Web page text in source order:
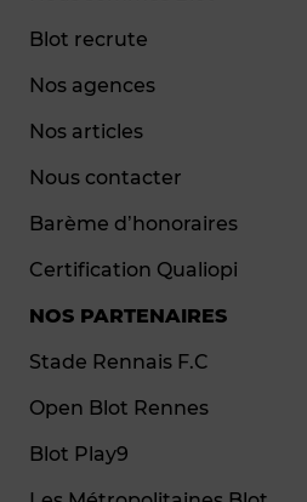
Blot recrute
Nos agences
Nos articles
Nous contacter
Barème d’honoraires
Certification Qualiopi
NOS PARTENAIRES
Stade Rennais F.C
Open Blot Rennes
Blot Play9